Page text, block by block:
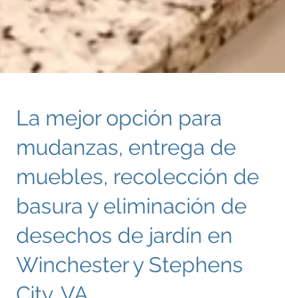
La mejor opción para
mudanzas, entrega de
muebles, recolección de
basura y eliminación de
desechos de jardín en